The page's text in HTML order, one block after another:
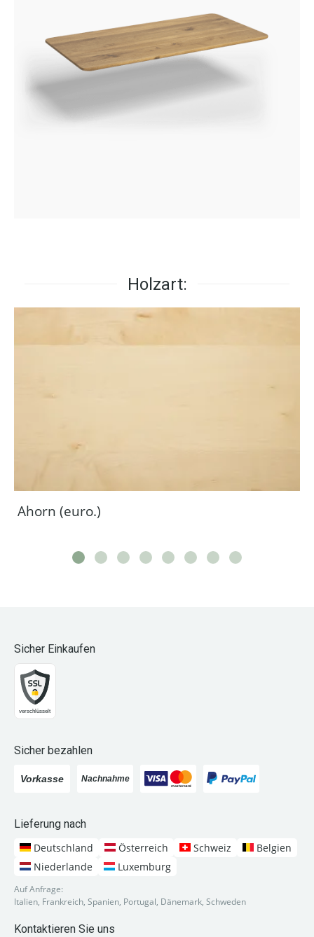
Holzart:
Ahorn (euro.)
Sicher Einkaufen
Sicher bezahlen
Lieferung nach
Deutschland
Österreich Schweiz
Belgien
Niederlande
Luxemburg
Auf Anfrage:
Italien, Frankreich, Spanien, Portugal, Dänemark, Schweden
Kontaktieren Sie uns